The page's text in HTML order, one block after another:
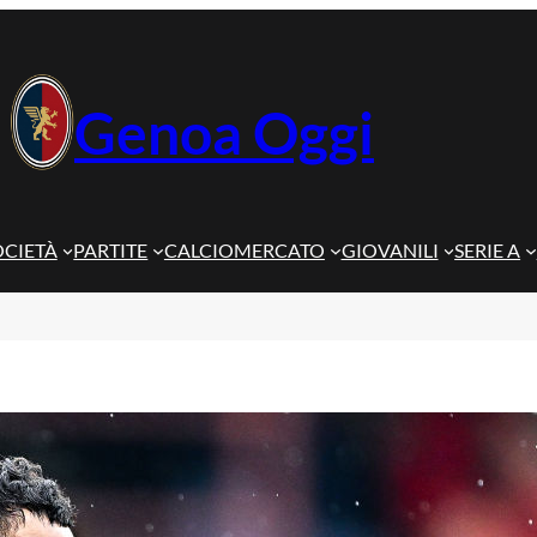
Genoa Oggi
PARTITE CALCIOMERCATO GIOVANILI SERIE A